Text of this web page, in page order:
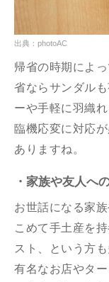
出典：photoAC
帰省の時期によ
省ならサンダル
ーや手軽に羽織
臨機応変に対応
ありますね。
・家族や友人へ
お世話になる家
こめて手土産を
スト、という方
有名なお店やタ